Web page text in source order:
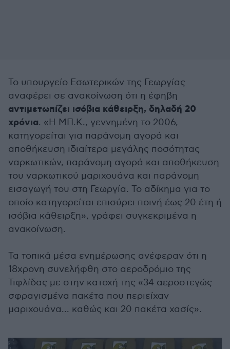
Το υπουργείο Εσωτερικών της Γεωργίας
αναφέρει σε ανακοίνωση ότι η έφηβη
αντιμετωπίζει ισόβια κάθειρξη, δηλαδή 20
χρόνια. «Η ΜΠ.Κ., γεννημένη το 2006,
κατηγορείται για παράνομη αγορά και
αποθήκευση ιδιαίτερα μεγάλης ποσότητας
ναρκωτικών, παράνομη αγορά και αποθήκευση
του ναρκωτικού μαριχουάνα και παράνομη
εισαγωγή του στη Γεωργία. Το αδίκημα για το
οποίο κατηγορείται επισύρει ποινή έως 20 έτη ή
ισόβια κάθειρξη», γράφει συγκεκριμένα η
ανακοίνωση.
Τα τοπικά μέσα ενημέρωσης ανέφεραν ότι η
18χρονη συνελήφθη στο αεροδρόμιο της
Τιφλίδας με στην κατοχή της «34 αεροστεγώς
σφραγισμένα πακέτα που περιείχαν
μαριχουάνα... καθώς και 20 πακέτα χασίς».